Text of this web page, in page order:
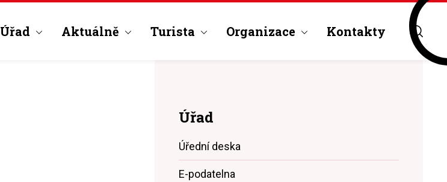
Úřad Aktuálně Turista Organizace Kontakty
Úřad
Úřední deska
E-podatelna